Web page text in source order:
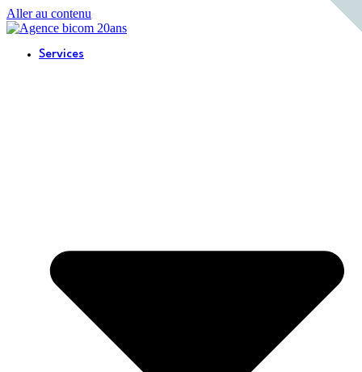
Aller au contenu
Services